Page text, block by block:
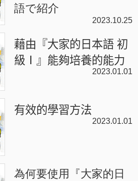
語で紹介
2023.10.25
藉由『大家的日本語 初
級Ⅰ』能夠培養的能力
2023.01.01
有效的學習方法
2023.01.01
為何要使用『大家的日